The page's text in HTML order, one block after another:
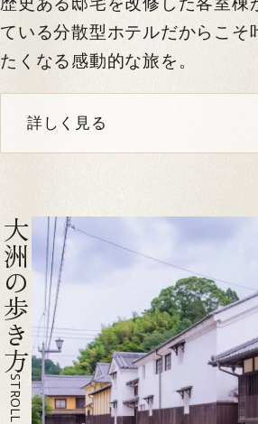
ている分散型ホテルだからこそ
たくなる感動的な旅を。
詳しく見る
き方
STROLL